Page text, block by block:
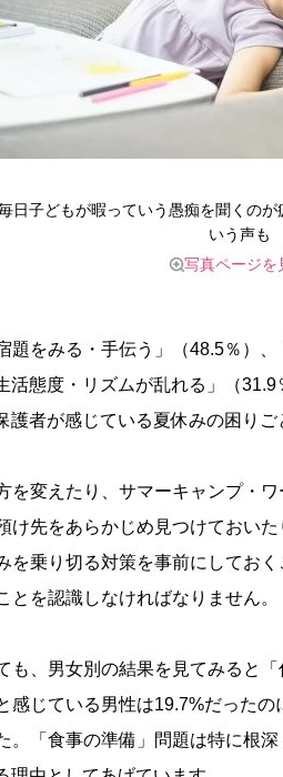
毎日子どもが暇っていう愚痴を聞くの
いう声も
写真ページを
をみる・手伝う」（48.5％）、
活態度・リズムが乱れる」（
護者が感じている夏休みの困りご
変えたり、サマーキャンプ・
け先をあらかじめ見つけておい
を乗り切る対策を事前にしてお
とを認識しなければなりません。
、男女別の結果を見てみると
感じている男性は19.7%だった
。「食事の準備」問題は特に根